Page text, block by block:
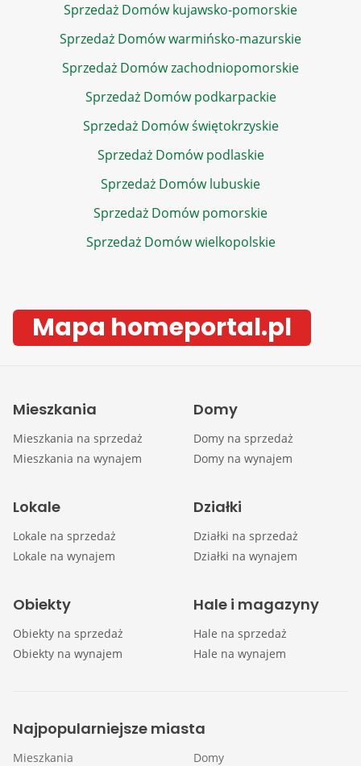
Sprzedaż Domów kujawsko-pomorskie
Sprzedaż Domów warmińsko-mazurskie
Sprzedaż Domów zachodniopomorskie
Sprzedaż Domów podkarpackie
Sprzedaż Domów świętokrzyskie
Sprzedaż Domów podlaskie
Sprzedaż Domów lubuskie
Sprzedaż Domów pomorskie
Sprzedaż Domów wielkopolskie
Mapa homeportal.pl
Mieszkania
Mieszkania na sprzedaż
Mieszkania na wynajem
Domy
Domy na sprzedaż
Domy na wynajem
Lokale
Lokale na sprzedaż
Lokale na wynajem
Działki
Działki na sprzedaż
Działki na wynajem
Obiekty
Obiekty na sprzedaż
Obiekty na wynajem
Hale i magazyny
Hale na sprzedaż
Hale na wynajem
Najpopularniejsze miasta
Mieszkania
Domy